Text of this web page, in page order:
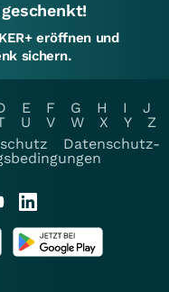
eröffnen und
sichern.
E F G H I
J
U V W X Y
Z
Datenschutz-